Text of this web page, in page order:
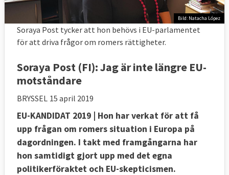
Bild: Natacha López
Soraya Post tycker att hon behövs i EU-parlamentet
för att driva frågor om romers rättigheter.
Soraya Post (FI): Jag är inte längre EU-
motståndare
BRYSSEL 15 april 2019
EU-KANDIDAT 2019 | Hon har verkat för att få
upp frågan om romers situation i Europa på
dagordningen. I takt med framgångarna har
hon samtidigt gjort upp med det egna
politikerföraktet och EU-skepticismen.